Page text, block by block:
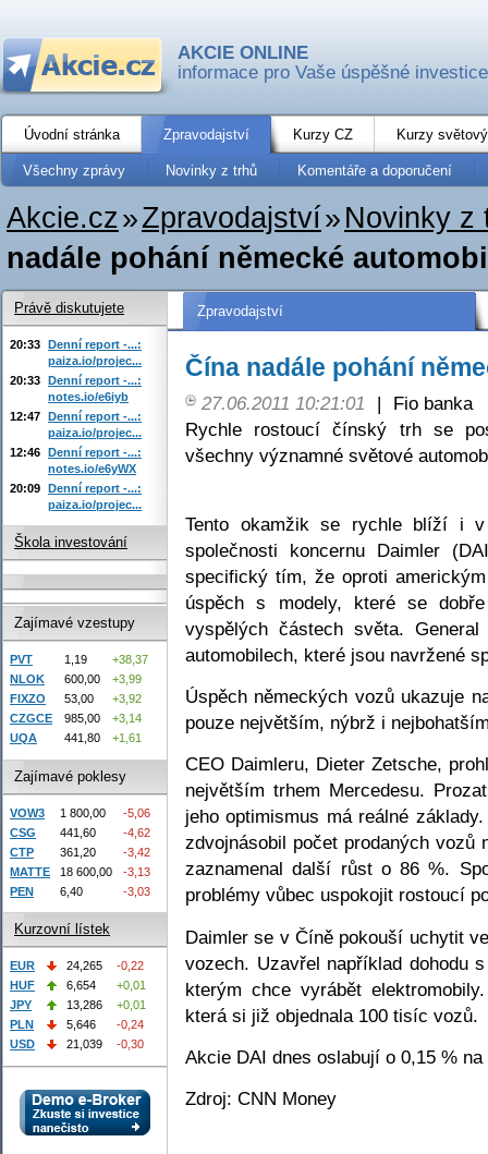
AKCIE ONLINE
informace pro Vaše úspěšné investice
Úvodní stránka Zpravodajství Kurzy CZ Kurzy
Všechny zprávy Novinky z trhů Komentáře a doporučení
Akcie.cz»Zpravodajství» Novinky z
nadále pohání německé
Zpravodajství
Čína nadále pohání
27.06.2011 10:21:01 |
Fio banka
Rychle rostoucí čínský trh se
všechny významné světové
Tento okamžik se rychle blíží i v
společnosti koncernu Daimler
specifický tím, že oproti
úspěch s modely, které se
vyspělých částech světa.
automobilech, které jsou navržené
Úspěch německých vozů ukazuje
pouze největším, nýbrž i
CEO Daimleru, Dieter Zetsche,
největším trhem Mercedesu.
jeho optimismus má reálné
zdvojnásobil počet prodaných vozů
zaznamenal další růst o 86 %.
problémy vůbec uspokojit rostoucí
Daimler se v Číně pokouší uchytit
vozech. Uzavřel například dohodu
kterým chce vyrábět
která si již objednala 100 tisíc vozů.
Akcie DAI dnes oslabují o 0,15 % na
Zdroj: CNN Money
Právě diskutujete
20:33 Denní report -...:
paiza.io/projec...
20:33 Denní report -...:
notes.io/e6iyb
12:47 Denní report -...:
paiza.io/projec...
12:46 Denní report -...:
notes.io/e6yWX
20:09 Denní report -...:
paiza.io/projec...
Škola investování
Zajímavé vzestupy
PVT 1,19
+38,37
NLOK
600,00
+3,99
FIXZO
53,00
+3,92
CZGCE
985,00
+3,14
UQA
441,80 +1,61
Zajímavé poklesy
VOW3 1 800,00
-5,06
CSG
441,60
-4,62
CTP
361,20
-3,42
MATTE
18 600,00
-3,13
PEN
6,40 -3,03
Kurzovní lístek
EUR 24,265
-0,22
HUF
6,654
+0,01
JPY
13,286
+0,01
PLN
5,646
-0,24
USD
21,039 -0,30